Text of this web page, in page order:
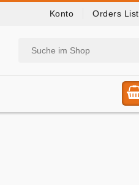
Konto Orders List